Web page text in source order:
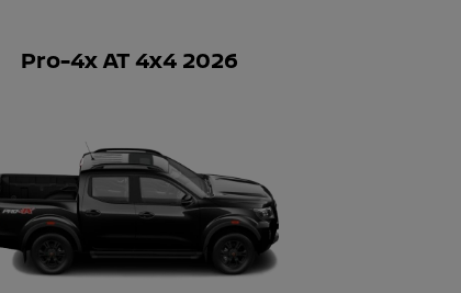
Pro-4x AT 4x4 2026